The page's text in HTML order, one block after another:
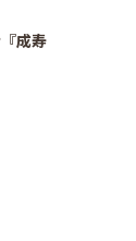
成寿